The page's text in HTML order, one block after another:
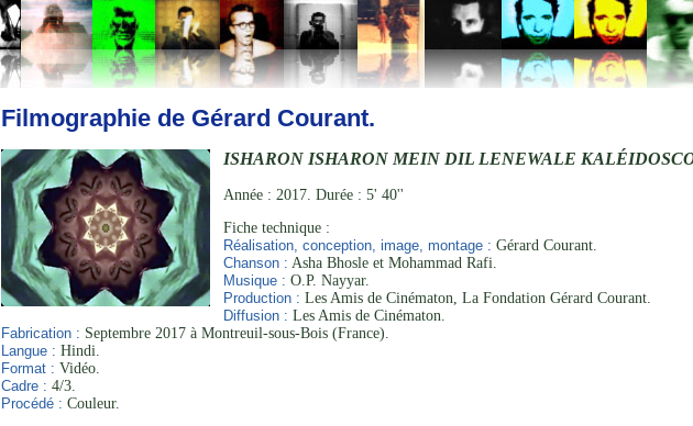
Filmographie de Gérard Courant.
ISHARON ISHARON MEIN DIL LENEWALE
Année : 2017. Durée : 5' 40''
Fiche technique :
Réalisation, conception, image, montage : Gérard Courant.
Chanson : Asha Bhosle et Mohammad Rafi.
Musique : O.P. Nayyar.
Production : Les Amis de Cinématon, La Fondation Gérard Courant.
Diffusion : Les Amis de Cinématon.
Fabrication : Septembre 2017 à Montreuil-sous-Bois (France).
Langue : Hindi.
Format : Vidéo.
Cadre : 4/3.
Procédé : Couleur.